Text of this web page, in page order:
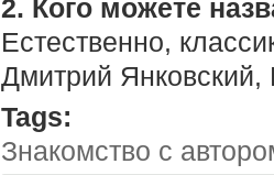
2. Кого можете
Естественно,
Дмитрий
Tags:
Знакомство с